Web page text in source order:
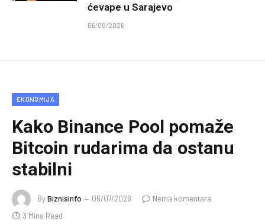
ćevape u Sarajevo
06/08/2026
EKONOMIJA
Kako Binance Pool pomaže
Bitcoin rudarima da ostanu
stabilni
ByBiznisInfo 06/07/2026
Nema komentara
3 Mins Read